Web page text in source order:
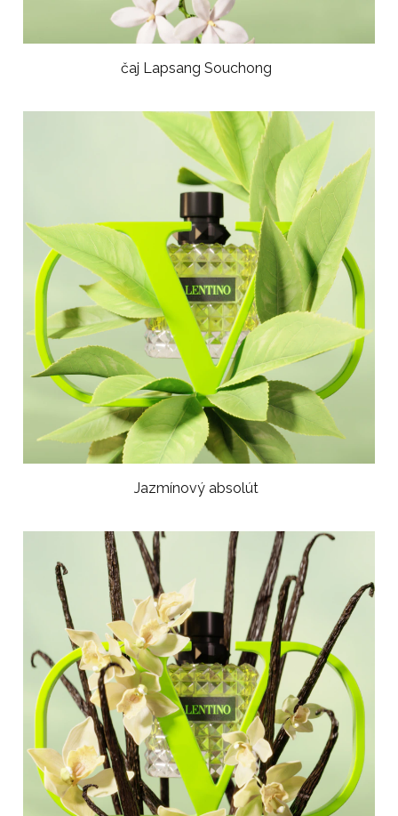
čaj Lapsang Souchong
Jazmínový absolút